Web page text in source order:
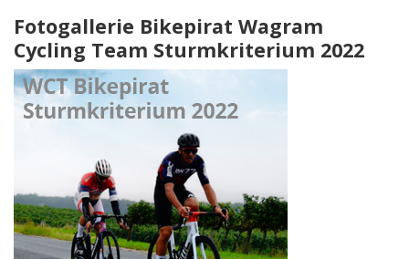
Fotogallerie Bikepirat Wagram
Cycling Team Sturmkriterium 2022